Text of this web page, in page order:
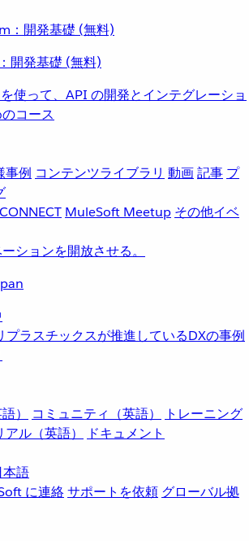
開発基礎 (無料)
使って、API の開発とインテグレーショ
コース
事例 コンテンツライブラリ 動画記事 プ
MuleSoft Meetup その他イベ
ラスチックスが推進しているDXの事例
）
コミュニティ（英語）
トレーニング
ル（英語）
ドキュメント
本語
に連絡サポートを依頼 グローバル拠